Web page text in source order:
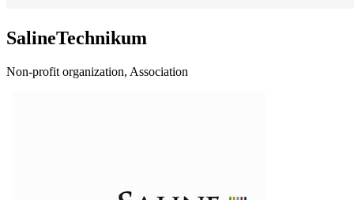
SalineTechnikum
Non-profit organization, Association